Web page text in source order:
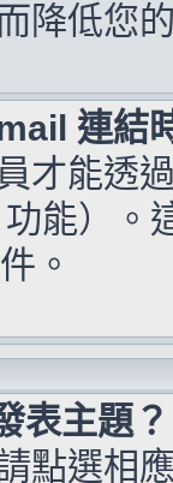
降低您
連結
才能透
能）。
。
表主題？
點選相